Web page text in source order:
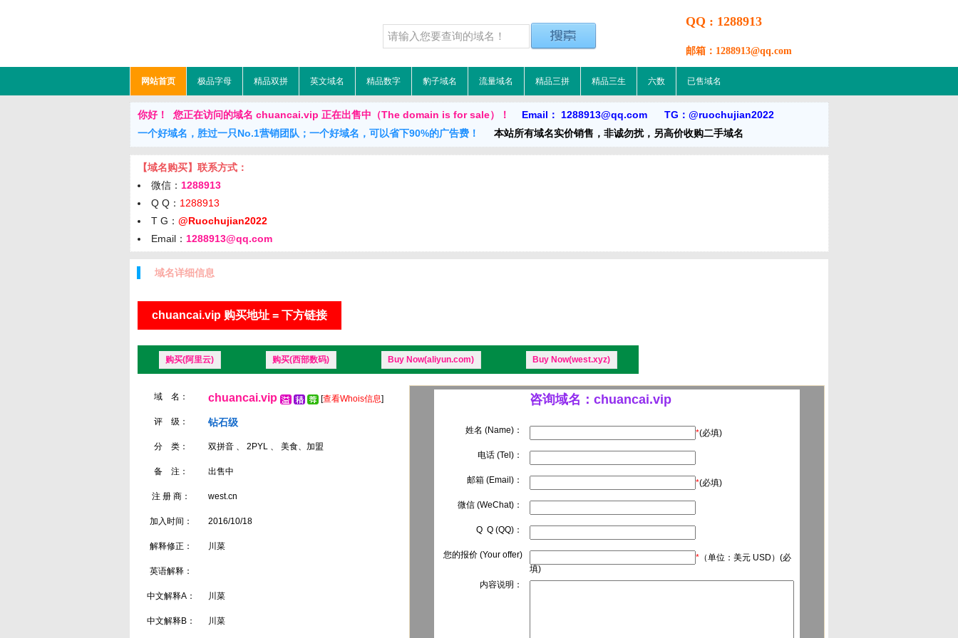
QQ : 1288913
邮箱：1288913@qq.com
网站首页 极品字母 精品双拼 英文域名 精品数字 豹子域名 流量域名 精品三拼 精品三生 六数 已售域名
你好！ 您正在访问的域名 chuancai.vip 正在出售中（The domain is for sale）！
Email： 1288913@qq.com TG：@ruochujian2022
一个好域名，胜过一只No.1营销团队；一个好域名，可以省下90%的广告费！
本站所有域名实价销售，非诚勿扰，另高价收购二手域名
【域名购买】联系方式：
微信： 1288913
Q Q： 1288913
T G： @Ruochujian2022
Email： 1288913@qq.com
域名详细信息
chuancai.vip 购买地址 = 下方链接
购买(阿里云) 购买(西部数码) Buy Now(aliyun.com) Buy Now(west.xyz)
域 名： chuancai.vip [查看Whois信息]
评 级： 钻石级
分 类： 双拼音 、 2PYL 、 美食、加盟
备 注： 出售中
注 册 商： west.cn
加入时间： 2016/10/18
解释修正： 川菜
英语解释：
中文解释A： 川菜
中文解释B： 川菜
咨询域名：chuancai.vip
姓名 (Name)： *(必填)
电话 (Tel)：
邮箱 (Email)： *(必填)
微信 (WeChat)：
Q Q (QQ)：
您的报价 (Your offer) * （单位：美元 USD）(必
填)
内容说明：